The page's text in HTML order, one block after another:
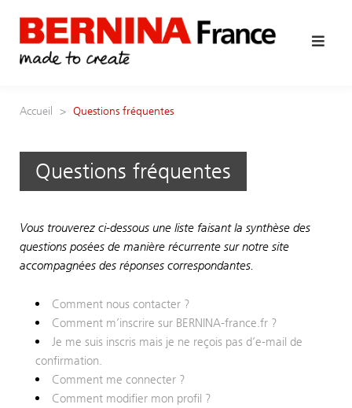
content
Accueil Questions fréquentes
Questions fréquentes
Vous trouverez ci-dessous une liste faisant la synthèse des
questions posées de manière récurrente sur notre site
accompagnées des réponses correspondantes.
Comment nous contacter ?
Comment m’inscrire sur BERNINA-france.fr ?
Je me suis inscris mais je ne reçois pas d’e-mail de
confirmation.
Comment me connecter ?
Comment modifier mon profil ?